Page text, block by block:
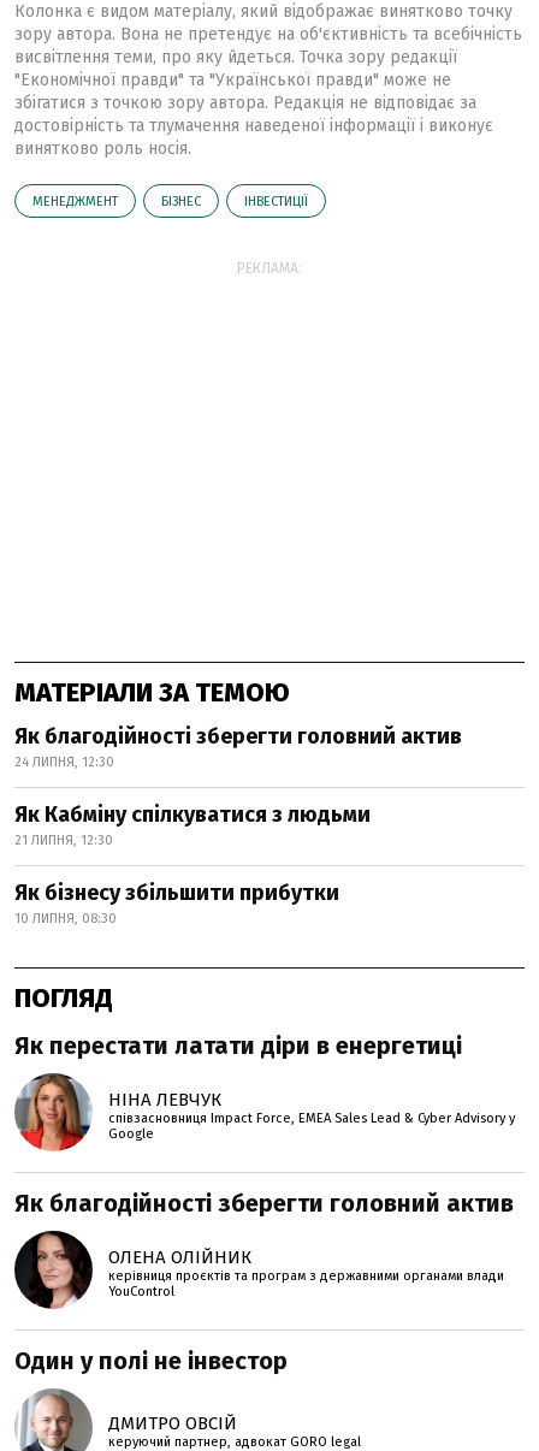
Колонка є видом матеріалу, який відображає винятково точку
зору автора. Вона не претендує на об'єктивність та всебічність
висвітлення теми, про яку йдеться. Точка зору редакції
"Економічної правди" та "Української правди" може не
збігатися з точкою зору автора. Редакція не відповідає за
достовірність та тлумачення наведеної інформації і виконує
винятково роль носія.
МЕНЕДЖМЕНТ БІЗНЕС ІНВЕСТИЦІЇ
РЕКЛАМА:
МАТЕРІАЛИ ЗА ТЕМОЮ
Як благодійності зберегти головний актив
24 ЛИПНЯ, 12:30
Як Кабміну спілкуватися з людьми
21 ЛИПНЯ, 12:30
Як бізнесу збільшити прибутки
10 ЛИПНЯ, 08:30
ПОГЛЯД
Як перестати латати діри в енергетиці
НІНА ЛЕВЧУК
співзасновниця Impact Force, EMEA Sales Lead & Cyber Advisory у
Google
Як благодійності зберегти головний актив
ОЛЕНА ОЛІЙНИК
керівниця проєктів та програм з державними органами влади
YouControl
Один у полі не інвестор
ДМИТРО ОВСІЙ
керуючий партнер, адвокат GORO legal